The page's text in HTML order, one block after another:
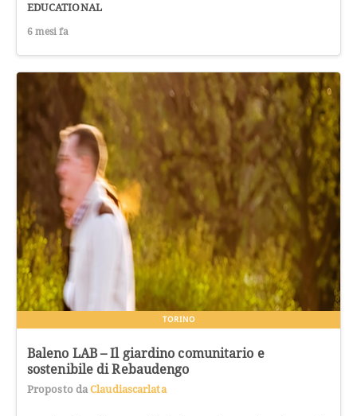
EDUCATIONAL
6 mesi fa
TORINO
Baleno LAB – Il giardino comunitario e
sostenibile di Rebaudengo
Proposto da Claudiascarlata